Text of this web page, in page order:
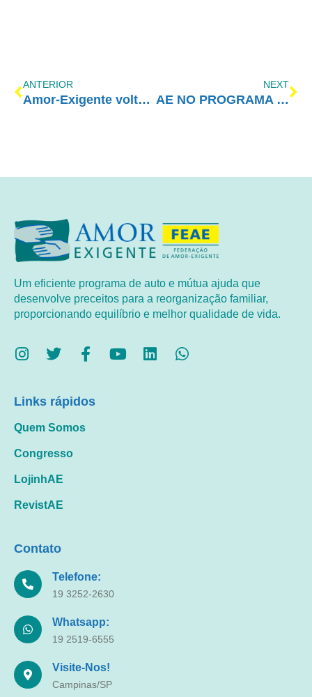
ANTERIOR
Amor-Exigente volta à grade curricular da FEBRACT
NEXT
AE NO PROGRAMA VIDA MELHOR – REDEVIDA – 16/01/2023
Um eficiente programa de auto e mútua ajuda que
desenvolve preceitos para a reorganização familiar,
proporcionando equilíbrio e melhor qualidade de vida.
Links rápidos
Quem Somos
Congresso
LojinhAE
RevistAE
Contato
Telefone:
19 3252-2630
Whatsapp:
19 2519-6555
Visite-Nos!
Campinas/SP